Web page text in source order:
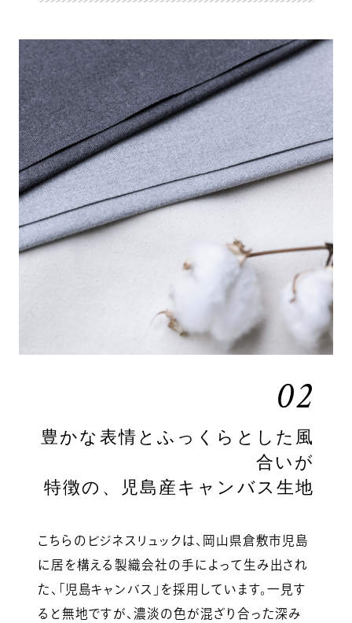
02
豊かな表情とふっくらとした風
合いが
特徴の、児島産キャンバス生地
こちらのビジネスリュックは、岡山県倉敷市児島
に居を構える製織会社の手によって生み出され
た、「児島キャンバス」を採用しています。一見す
ると無地ですが、濃淡の色が混ざり合った深み